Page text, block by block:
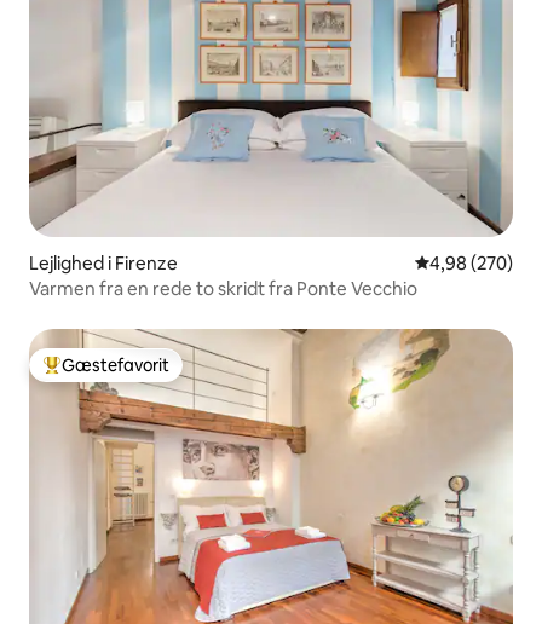
Lejlighed i Firenze 4,98 ud af 5 i
4,98 (270)
Varmen fra en rede to skridt fra Ponte Vecchio
Bedste gæstefavorit
Gæstefavorit